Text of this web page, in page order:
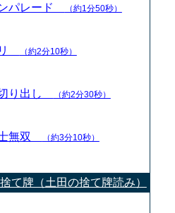
パレード （約1分50秒）
リ （約2分10秒）
り出し （約2分30秒）
無双 （約3分10秒）
て牌（土田の捨て牌読み）